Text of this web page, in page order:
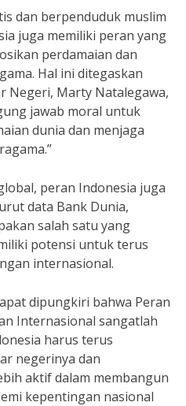
dan berpenduduk muslim
juga memiliki peran yang
perdamaian dan
Hal ini ditegaskan
Negeri, Marty Natalegawa,
jawab moral untuk
dunia dan menjaga
peran Indonesia juga
data Bank Dunia,
salah satu yang
potensi untuk terus
internasional.
dipungkiri bahwa Peran
Internasional sangatlah
harus terus
negerinya dan
aktif dalam membangun
kepentingan nasional